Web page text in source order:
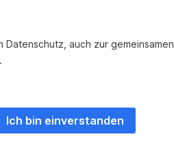
auch zur gemeinsamen
.
Ich bin einverstanden